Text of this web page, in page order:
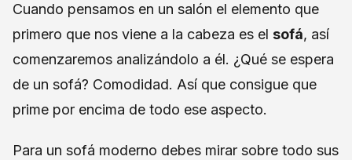
Cuando pensamos en un salón el elemento que
primero que nos viene a la cabeza es el sofá, así
comenzaremos analizándolo a él. ¿Qué se espera
de un sofá? Comodidad. Así que consigue que
prime por encima de todo ese aspecto.
Para un sofá moderno debes mirar sobre todo sus